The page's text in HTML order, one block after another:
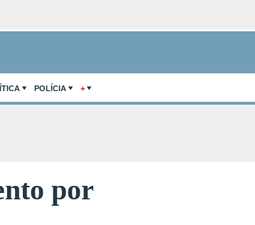
POLÍCIA +
por